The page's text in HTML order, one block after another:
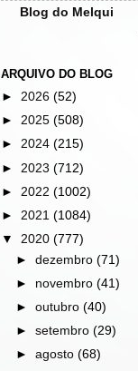
Blog do Melqui
ARQUIVO DO BLOG
► 2026 (52)
► 2025 (508)
► 2024 (215)
► 2023 (712)
► 2022 (1002)
► 2021 (1084)
▼ 2020 (777)
►dezembro(71)
► novembro(41)
►outubro(40)
►setembro(29)
►agosto(68)